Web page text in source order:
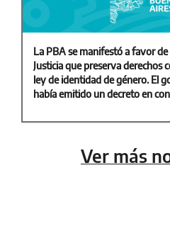
La PBA se manifestó a favor
Justicia que preserva derechos
ley de identidad de género. El
había emitido un decreto en
Ver más